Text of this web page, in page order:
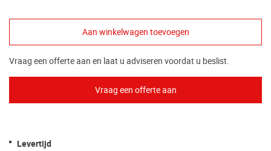
Vraag een offerte aan en laat u adviseren voordat u beslist.
Levertijd